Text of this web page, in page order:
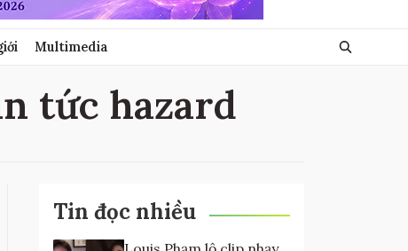
Multimedia
tức hazard
Tin đọc nhiều